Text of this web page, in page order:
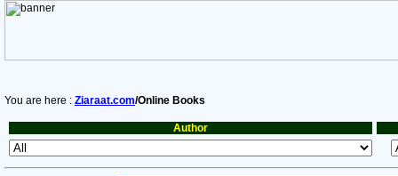
You are here : Ziaraat.com/Online Books
Author